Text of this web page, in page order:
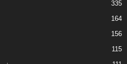
335
164
156
115